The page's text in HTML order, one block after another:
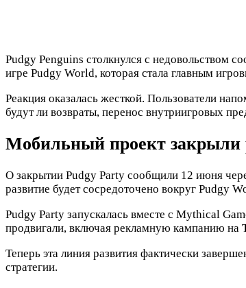
Pudgy Penguins столкнулся с недовольством
игре Pudgy World, которая стала главным
Реакция оказалась жесткой. Пользователи
будут ли возвраты, перенос внутриигровых
Мобильный проект закрыли
О закрытии Pudgy Party сообщили 12 июня
развитие будет сосредоточено вокруг Pudgy
Pudgy Party запускалась вместе с Mythical
продвигали, включая рекламную кампанию на
Теперь эта линия развития фактически
стратегии.